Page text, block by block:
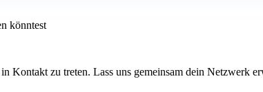
könntest
zu treten. Lass uns gemeinsam dein Netzwerk